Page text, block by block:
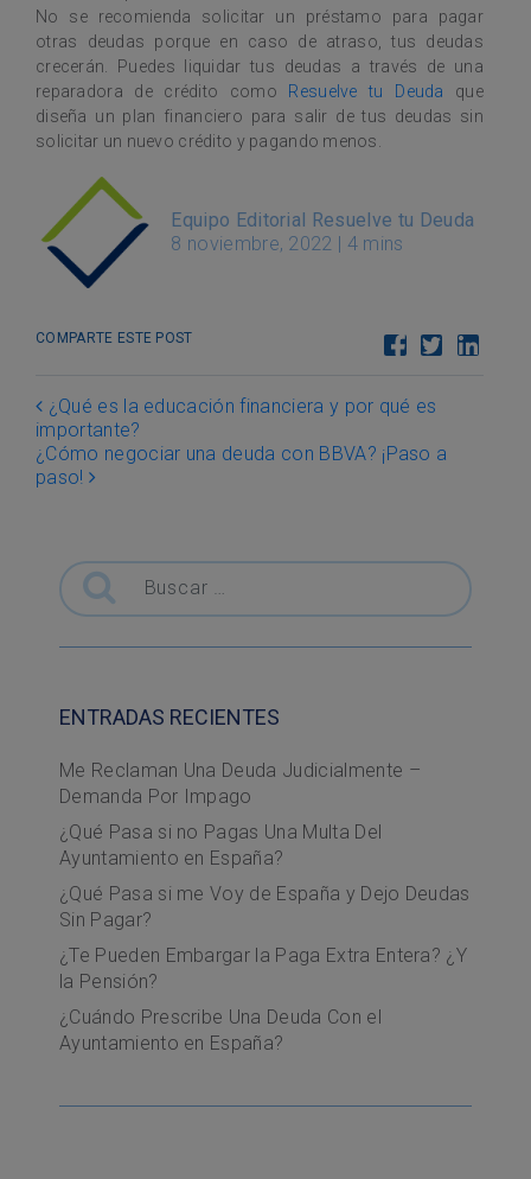
No se recomienda solicitar un préstamo para pagar
otras deudas porque en caso de atraso, tus deudas
crecerán. Puedes liquidar tus deudas a través de una
reparadora de crédito como Resuelve tu Deuda
que
diseña un plan financiero para salir de tus deudas sin
solicitar un nuevo crédito y pagando menos.
Equipo Editorial Resuelve tu Deuda
8 noviembre, 2022 | 4 mins
COMPARTE ESTE POST
Post navigation
¿Qué es la educación financiera y por qué es
importante?
¿Cómo negociar una deuda con BBVA? ¡Paso a
paso!
Buscar
ENTRADAS RECIENTES
Me Reclaman Una Deuda Judicialmente –
Demanda Por Impago
¿Qué Pasa si no Pagas Una Multa Del
Ayuntamiento en España?
¿Qué Pasa si me Voy de España y Dejo Deudas
Sin Pagar?
¿Te Pueden Embargar la Paga Extra Entera? ¿Y
la Pensión?
¿Cuándo Prescribe Una Deuda Con el
Ayuntamiento en España?